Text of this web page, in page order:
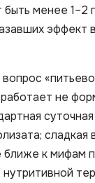
менее 1–2
эффект в
не
к мифам